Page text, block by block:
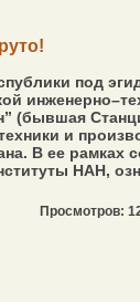
под
(бывшая
и
В ее рамках
НАН,
Просмотров: